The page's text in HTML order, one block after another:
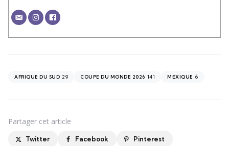
AFRIQUE DU SUD 29 COUPE DU MONDE 2026 141 MEXIQUE 6
Partager cet article
Twitter Facebook Pinterest